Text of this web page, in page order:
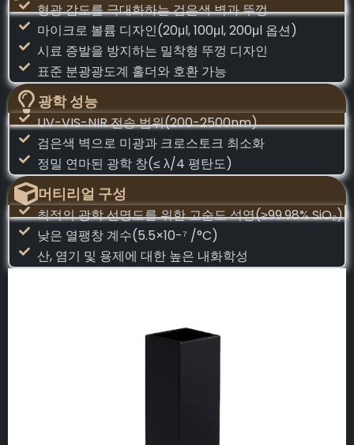
형광 감도를 극대화하는 검은색 벽과 뚜껑
마이크로 볼륨 디자인(20μl, 100μl, 200μl 옵션)
시료 증발을 방지하는 밀착형 뚜껑 디자인
표준 분광광도계 홀더와 호환 가능
광학 성능
UV-VIS-NIR 전송 범위(200-2500nm)
검은색 벽으로 미광과 크로스토크 최소화
정밀 연마된 광학 창(≤ λ/4 평탄도)
머티리얼 구성
최적의 광학 선명도를 위한 고순도 석영(≥99.98% SiO₂)
낮은 열팽창 계수(5.5×10-⁷ /°C)
산, 염기 및 용제에 대한 높은 내화학성